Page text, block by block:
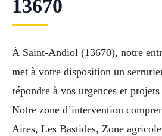
13670
À Saint-Andiol (13670), notre
met à votre disposition un
répondre à vos urgences et
Notre zone d’intervention
Aires, Les Bastides, Zone